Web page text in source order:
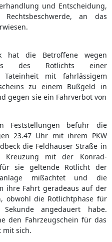
und Entscheidung,
an das
hat die Betroffene wegen
des Rotlichts einer
Tateinheit mit fahrlässigem
zu einem Bußgeld in
gegen sie ein Fahrverbot von
Feststellungen befuhr die
23.47 Uhr mit ihrem PKW
die Feldhauser Straße in
Kreuzung mit der Konrad-
sie geltende Rotlicht der
mißachtet und die
ihre Fahrt geradeaus auf der
obwohl die Rotlichtphase für
angedauert habe.
den Fahrzeugschein für das
mit sich.